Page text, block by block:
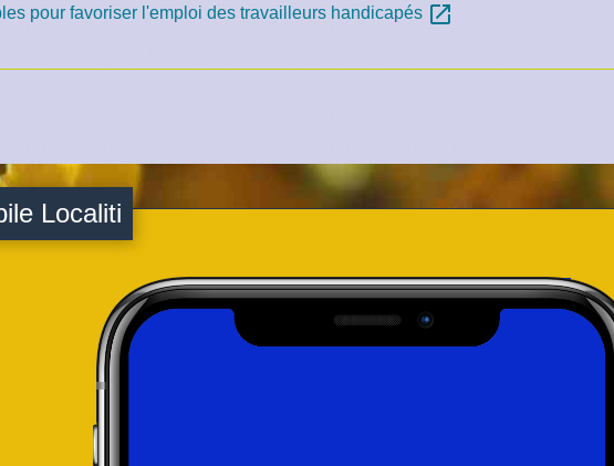
pour favoriser l'emploi des travailleurs handicapés open_in_new
Localiti